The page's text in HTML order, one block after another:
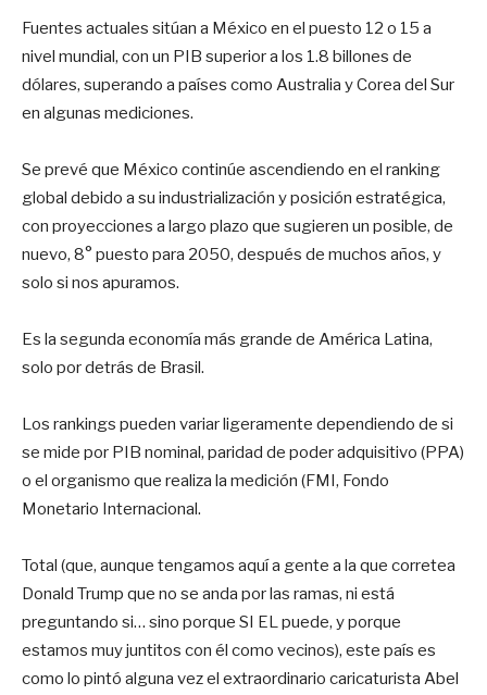
Fuentes actuales sitúan a México en el puesto 12 o 15 a
nivel mundial, con un PIB superior a los 1.8 billones de
dólares, superando a países como Australia y Corea del Sur
en algunas mediciones.
Se prevé que México continúe ascendiendo en el ranking
global debido a su industrialización y posición estratégica,
con proyecciones a largo plazo que sugieren un posible, de
nuevo, 8° puesto para 2050, después de muchos años, y
solo si nos apuramos.
Es la segunda economía más grande de América Latina,
solo por detrás de Brasil.
Los rankings pueden variar ligeramente dependiendo de si
se mide por PIB nominal, paridad de poder adquisitivo (PPA)
o el organismo que realiza la medición (FMI, Fondo
Monetario Internacional.
Total (que, aunque tengamos aquí a gente a la que corretea
Donald Trump que no se anda por las ramas, ni está
preguntando si… sino porque SI EL puede, y porque
estamos muy juntitos con él como vecinos), este país es
como lo pintó alguna vez el extraordinario caricaturista Abel